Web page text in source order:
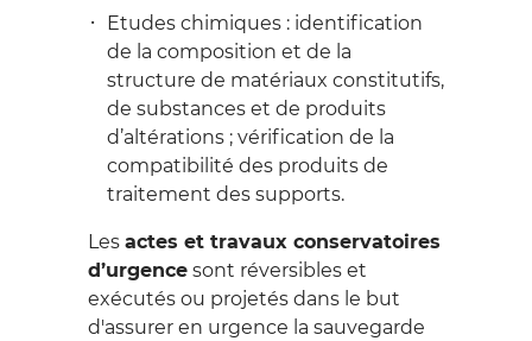
Etudes chimiques : identification
de la composition et de la
structure de matériaux constitutifs,
de substances et de produits
d’altérations ; vérification de la
compatibilité des produits de
traitement des supports.
Les actes et travaux conservatoires
d’urgence sont réversibles et
exécutés ou projetés dans le but
d'assurer en urgence la sauvegarde